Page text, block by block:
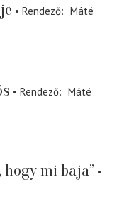
Rendező
Máté
Rendező
Máté
mi baja”